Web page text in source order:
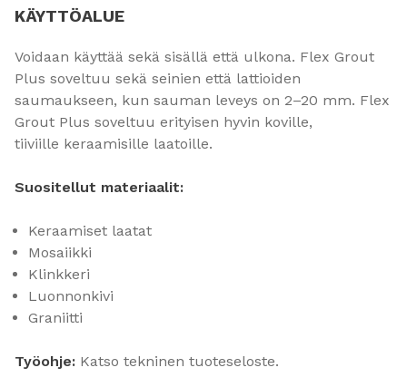
KÄYTTÖALUE
Voidaan käyttää sekä sisällä että ulkona. Flex Grout
Plus soveltuu sekä seinien että lattioiden
saumaukseen, kun sauman leveys on 2–20 mm. Flex
Grout Plus soveltuu erityisen hyvin koville,
tiiviille keraamisille laatoille.
Suositellut materiaalit:
Keraamiset laatat
Mosaiikki
Klinkkeri
Luonnonkivi
Graniitti
Työohje: Katso tekninen tuoteseloste.